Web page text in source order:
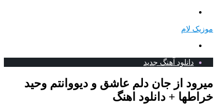
موزیک لام
دانلود آهنگ جدید
میرود از جان دلم عاشق و دیووانتم وحید
خراطها + دانلود اهنگ